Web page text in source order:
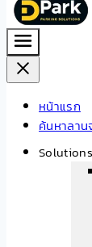
หน้าแรก
ค้นหาลา
Solutions